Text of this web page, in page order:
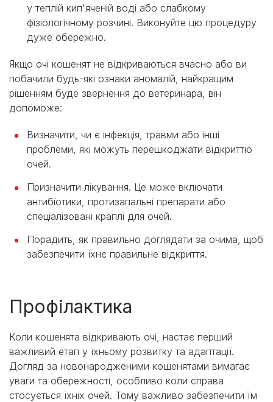
у теплій кип'яченій воді або слабкому
фізіологічному розчині. Виконуйте цю процедуру
дуже обережно.
Якщо очі кошенят не відкриваються вчасно або ви
побачили будь-які ознаки аномалій, найкращим
рішенням буде звернення до ветеринара, він
допоможе:
Визначити, чи є інфекція, травми або інші
проблеми, які можуть перешкоджати відкриттю
очей.
Призначити лікування. Це може включати
антибіотики, протизапальні препарати або
спеціалізовані краплі для очей.
Порадить, як правильно доглядати за очима, щоб
забезпечити їхнє правильне відкриття.
Профілактика
Коли кошенята відкривають очі, настає перший
важливий етап у їхньому розвитку та адаптації.
Догляд за новонародженими кошенятами вимагає
уваги та обережності, особливо коли справа
стосується їхніх очей. Тому важливо забезпечити їм